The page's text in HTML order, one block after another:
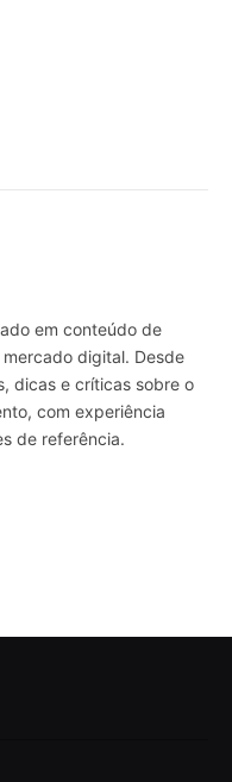
em conteúdo de
digital. Desde
dicas e críticas sobre o
com experiência
de referência.